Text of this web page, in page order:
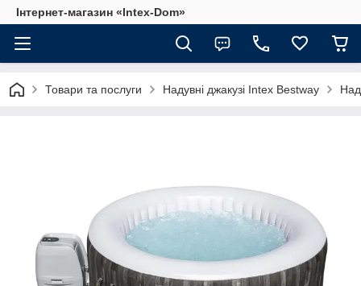
Інтернет-магазин «Intex-Dom»
Товари та послуги Надувні джакузі Intex Bestway